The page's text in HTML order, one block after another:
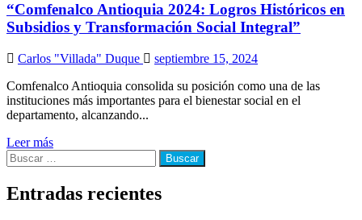
“Comfenalco Antioquia 2024: Logros Históricos en
Subsidios y Transformación Social Integral”
Carlos "Villada" Duque
septiembre 15, 2024
Comfenalco Antioquia consolida su posición como una de las
instituciones más importantes para el bienestar social en el
departamento, alcanzando...
Leer más
Buscar:
Entradas recientes